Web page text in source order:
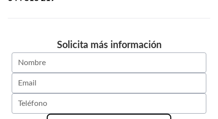
Solicita más información